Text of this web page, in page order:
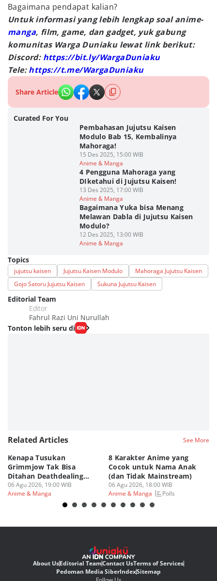
Bagaimana pendapat kalian?
Untuk informasi yang lebih lengkap soal anime-
manga, film, game, dan gadget, yuk gabung
komunitas Warga Duniaku lewat link berikut:
Discord: https://bit.ly/WargaDuniaku
Tele:https://t.me/WargaDuniaku
Share Article
Curated For You
Pembahasan Jujutsu Kaisen
Modulo Bab 15, Kembalinya
Mahoraga!
15 Des 2025, 15:00 WIB
Anime & Manga
4 Pengguna Mahoraga yang
DIketahui di Jujutsu Kaisen!
13 Des 2025, 17:00 WIB
Anime & Manga
Bagaimana Yuka bisa Menang
Melawan Dabla di Jujutsu Kaisen
Modulo?
12 Des 2025, 13:00 WIB
Anime & Manga
Topics
jujutsu kaisen Jujutsu Kaisen Modulo
Mahoraga Jujutsu Kaisen
Gojo Satoru Jujutsu Kaisen
Sukuna Jujutsu Kaisen
Editorial Team
Editor
Fahrul Razi Uni Nurullah
Tonton lebih seru di
Related Articles See More
Kenapa Tusukan
Grimmjow Tak Bisa
Ditahan Deathdealing
Askin Bleach?
06 Agu 2026, 19:00 WIB
Anime & Manga
8 Karakter Anime yang
Cocok untuk Nama Anak
(dan Tidak Mainstream)
06 Agu 2026, 18:00 WIB
Anime & Manga
Polls
About UsEditorial TeamContact UsTerms of Services
Pedoman Media SiberIndexSitemap